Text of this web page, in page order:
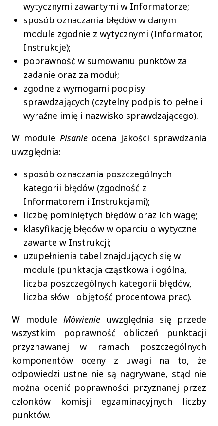
wytycznymi zawartymi w Informatorze;
sposób oznaczania błędów w danym
module zgodnie z wytycznymi (Informator,
Instrukcje);
poprawność w sumowaniu punktów za
zadanie oraz za moduł;
zgodne z wymogami podpisy
sprawdzających (czytelny podpis to pełne i
wyraźne imię i nazwisko sprawdzającego).
W module Pisanieocena jakości sprawdzania
uwzględnia:
sposób oznaczania poszczególnych
kategorii błędów (zgodność z
Informatorem i Instrukcjami);
liczbę pominiętych błędów oraz ich wagę;
klasyfikację błędów w oparciu o wytyczne
zawarte w Instrukcji;
uzupełnienia tabel znajdujących się w
module (punktacja cząstkowa i ogólna,
liczba poszczególnych kategorii błędów,
liczba słów i objętość procentowa prac).
W moduleMówienie uwzględnia się przede
wszystkim poprawność obliczeń punktacji
przyznawanej w ramach poszczególnych
komponentów oceny z uwagi na to, że
odpowiedzi ustne nie są nagrywane, stąd nie
można ocenić poprawności przyznanej przez
członków komisji egzaminacyjnych liczby
punktów.